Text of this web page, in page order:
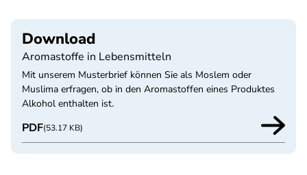
Download
Aromastoffe in Lebensmitteln
Mit unserem Musterbrief können Sie als Moslem oder
Muslima erfragen, ob in den Aromastoffen eines Produktes
Alkohol enthalten ist.
PDF(53.17 KB)